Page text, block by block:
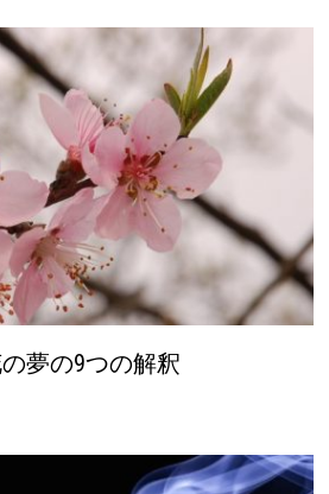
夢の9つの解釈